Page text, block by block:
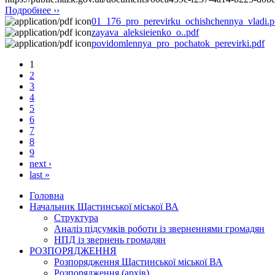
Подробнее ››
zayava_aleksieienko_o..pdf
povidomlennya_pro_pochatok_perevirki.pdf
1
2
3
4
5
6
7
8
9
next ›
last »
Головна
Начальник Щастинської міської ВА
Структура
Аналіз підсумків роботи із зверненнями громадян
НПД із звернень громадян
РОЗПОРЯДЖЕННЯ
Розпорядження Щастинської міської ВА
Розпорядження (архів)